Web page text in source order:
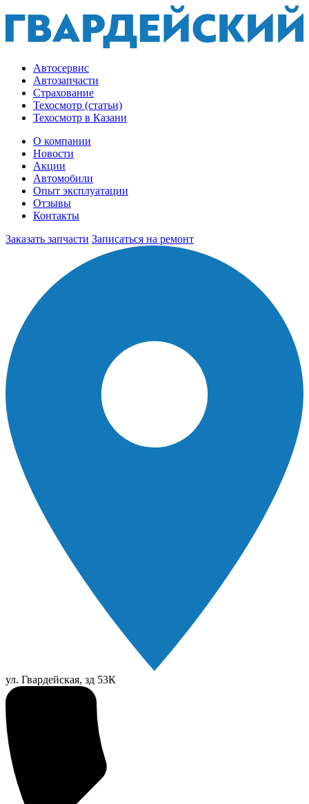
Автосервис
Автозапчасти
Страхование
Техосмотр (статьи)
Техосмотр в Казани
О компании
Новости
Акции
Автомобили
Опыт эксплуатации
Отзывы
Контакты
Заказать запчасти Записаться на ремонт
ул. Гвардейская, зд 53К